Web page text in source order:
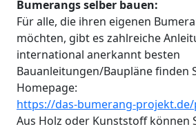
Bumerangs selber bauen:
Für alle, die ihren eigenen
möchten, gibt es zahlreiche
international anerkannt besten
Bauanleitungen/Baupläne finden
Homepage:
https://das-bumerang-
Aus Holz oder Kunststoff können